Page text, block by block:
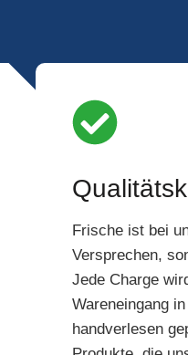
Frische ist bei
Versprechen,
Jede Charge
Wareneingang
handverlesen